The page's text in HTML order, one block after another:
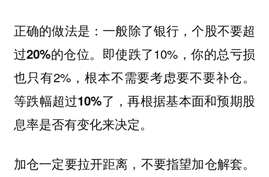
正确的做法是： 一般除了银行，个股不要超
过20%的仓位。 即使跌了10%，你的总亏损
也只有2%，根本不需要考虑要不要补仓。
等跌幅超过10%了，再根据基本面和预期股
息率是否有变化来决定。
加仓一定要拉开距离，不要指望加仓解套。